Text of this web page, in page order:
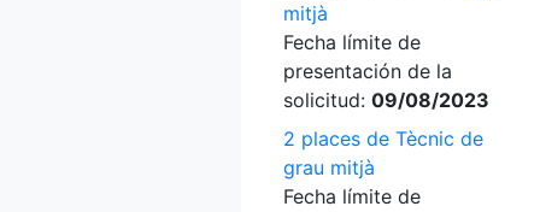
mitjà
Fecha límite de
presentación de la
solicitud: 09/08/2023
2 places de Tècnic de
grau mitjà
Fecha límite de